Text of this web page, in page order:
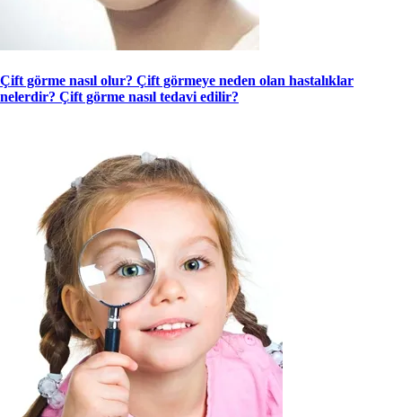
Çift görme nasıl olur? Çift görmeye neden olan hastalıklar
nelerdir? Çift görme nasıl tedavi edilir?